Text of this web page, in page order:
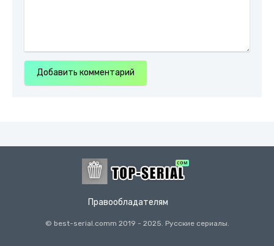
Добавить комментарий
Правообладателям
© best-serial.comm 2019 - 2025. Русские сериалы.